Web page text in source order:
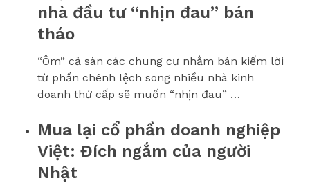
nhà đầu tư “nhịn đau” bán
tháo
“Ôm” cả sàn các chung cư nhằm bán kiếm lời
từ phần chênh lệch song nhiều nhà kinh
doanh thứ cấp sẽ muốn “nhịn đau” …
Mua lại cổ phần doanh nghiệp
Việt: Đích ngắm của người
Nhật